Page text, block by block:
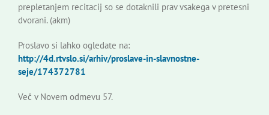
prepletanjem recitacij so se dotaknili prav vsakega v pretesni
dvorani. (akm)
Proslavo si lahko ogledate na:
http://4d.rtvslo.si/arhiv/proslave-in-slavnostne-
seje/174372781
Več v Novem odmevu 57.